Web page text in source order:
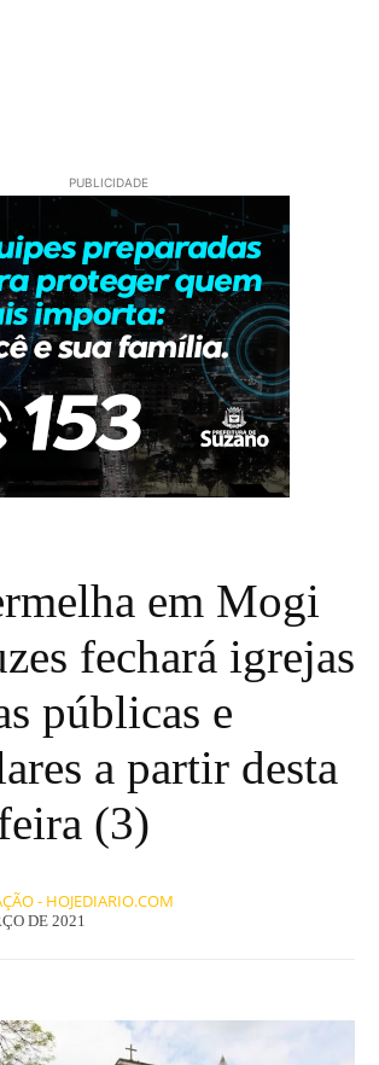
PUBLICIDADE
em Mogi
fechará igrejas
públicas e
a partir desta
(3)
- HOJEDIARIO.COM
DE 2021